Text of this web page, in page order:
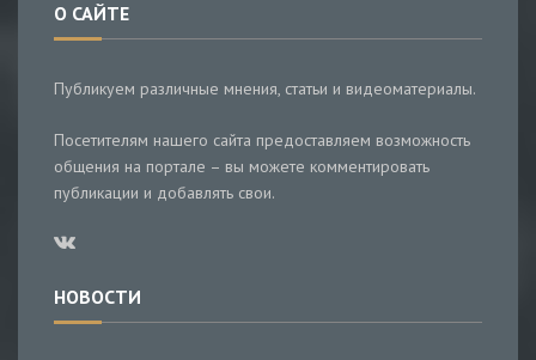
О САЙТЕ
Публикуем различные мнения, статьи и видеоматериалы.
Посетителям нашего сайта предоставляем возможность
общения на портале – вы можете комментировать
публикации и добавлять свои.
НОВОСТИ